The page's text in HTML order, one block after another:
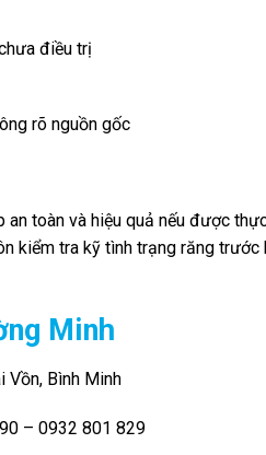
điều trị
rõ nguồn gốc
toàn và hiệu quả nếu được
kiểm tra kỹ tình trạng răng
Minh
Vồn, Bình Minh
– 0932 801 829